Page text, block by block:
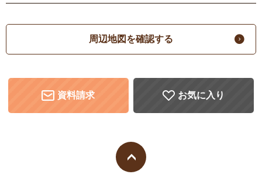
周辺地図を確認する
資料請求 お気に入り